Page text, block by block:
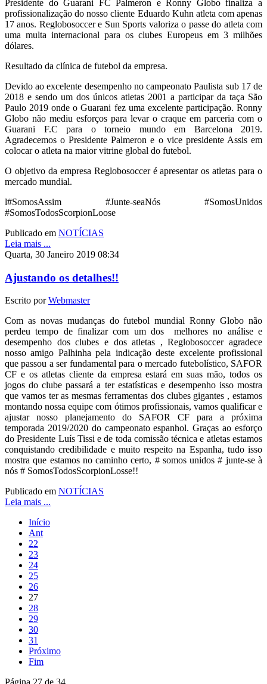
Presidente do Guarani FC Palmeron e Ronny Globo finaliza a
profissionalização do nosso cliente Eduardo Kuhn atleta com apenas
17 anos. Reglobosoccer e Sun Sports valoriza o passe do atleta com
uma multa internacional para os clubes Europeus em 3 milhões
dólares.
Resultado da clínica de futebol da empresa.
Devido ao excelente desempenho no campeonato Paulista sub 17 de
2018 e sendo um dos únicos atletas 2001 a participar da taça São
Paulo 2019 onde o Guarani fez uma excelente participação. Ronny
Globo não mediu esforços para levar o craque em parceria com o
Guarani F.C para o torneio mundo em Barcelona 2019.
Agradecemos o Presidente Palmeron e o vice presidente Assis em
colocar o atleta na maior vitrine global do futebol.
O objetivo da empresa Reglobosoccer é apresentar os atletas para o
mercado mundial.
l#SomosAssim #Junte-seaNós #SomosUnidos
#SomosTodosScorpionLoose
Publicado em NOTÍCIAS
Leia mais ...
Quarta, 30 Janeiro 2019 08:34
Ajustando os detalhes!!
Escrito porWebmaster
Com as novas mudanças do futebol mundial Ronny Globo não
perdeu tempo de finalizar com um dos melhores no análise e
desempenho dos clubes e dos atletas , Reglobosoccer agradece
nosso amigo Palhinha pela indicação deste excelente profissional
que passou a ser fundamental para o mercado futebolístico, SAFOR
CF e os atletas cliente da empresa estará em suas mão, todos os
jogos do clube passará a ter estatísticas e desempenho isso mostra
que vamos ter as mesmas ferramentas dos clubes gigantes , estamos
montando nossa equipe com ótimos profissionais, vamos qualificar e
ajustar nosso planejamento do SAFOR CF para a próxima
temporada 2019/2020 do campeonato espanhol. Graças ao esforço
do Presidente Luís Tissi e de toda comissão técnica e atletas estamos
conquistando credibilidade e muito respeito na Espanha, tudo isso
mostra que estamos no caminho certo, # somos unidos # junte-se à
nós # SomosTodosScorpionLosse!!
Publicado em NOTÍCIAS
Leia mais ...
Início
Ant
22
23
24
25
26
27
28
29
30
31
Próximo
Fim